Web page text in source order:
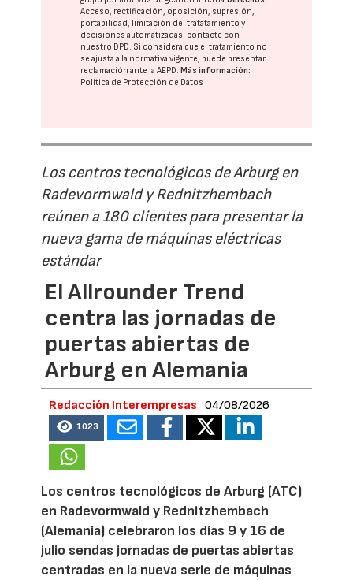
Acceso, rectificación, oposición, supresión,
portabilidad, limitación del tratatamiento y
decisiones automatizadas: contacte con
nuestro DPD. Si considera que el tratamiento no
se ajusta a la normativa vigente, puede presentar
reclamación ante laAEPD.Más información:
Política de Protección de Datos
Los centros tecnológicos de Arburg en
Radevormwald y Rednitzhembach
reúnen a 180 clientes para presentar la
nueva gama de máquinas eléctricas
estándar
El Allrounder Trend
centra las jornadas de
puertas abiertas de
Arburg en Alemania
Redacción Interempresas 04/08/2026
1023
Los centros tecnológicos de Arburg (ATC)
en Radevormwald y Rednitzhembach
(Alemania) celebraron los días 9 y 16 de
julio sendas jornadas de puertas abiertas
centradas en la nueva serie de máquinas